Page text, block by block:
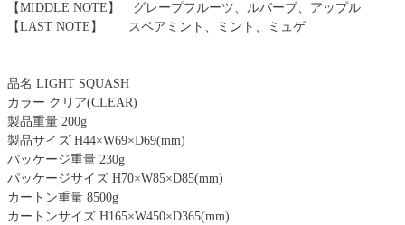
【MIDDLE NOTE】 グレープフルーツ、ルバーブ、アップル
【LAST NOTE】 スペアミント、ミント、ミュゲ
品名 LIGHT SQUASH
カラー クリア(CLEAR)
製品重量 200g
製品サイズ H44×W69×D69(mm)
パッケージ重量 230g
パッケージサイズ H70×W85×D85(mm)
カートン重量 8500g
カートンサイズ H165×W450×D365(mm)